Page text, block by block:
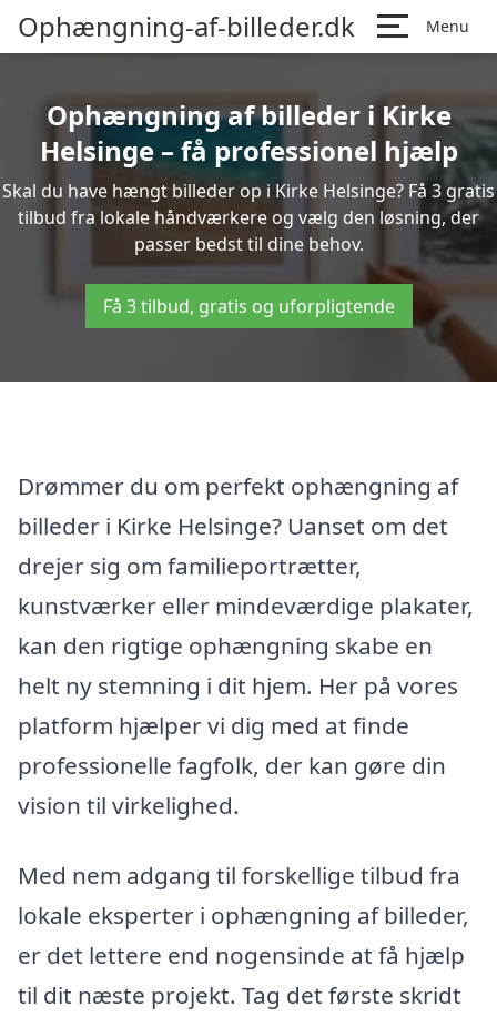
Ophængning-af-billeder.dk Menu
Ophængning af billeder i Kirke
Helsinge – få professionel hjælp
Skal du have hængt billeder op i Kirke Helsinge? Få 3 gratis
tilbud fra lokale håndværkere og vælg den løsning, der
passer bedst til dine behov.
Få 3 tilbud, gratis og uforpligtende
Drømmer du om perfekt ophængning af
billeder i Kirke Helsinge? Uanset om det
drejer sig om familieportrætter,
kunstværker eller mindeværdige plakater,
kan den rigtige ophængning skabe en
helt ny stemning i dit hjem. Her på vores
platform hjælper vi dig med at finde
professionelle fagfolk, der kan gøre din
vision til virkelighed.
Med nem adgang til forskellige tilbud fra
lokale eksperter i ophængning af billeder,
er det lettere end nogensinde at få hjælp
til dit næste projekt. Tag det første skridt